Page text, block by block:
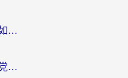
迅游和银河好用吗？海外用户如何选择回国加速器实现无缝访问国内资源
穿梭和奇游手游好用吗？海外党亲测3款回国加速器，附蜜蜂加速器七天试用攻略